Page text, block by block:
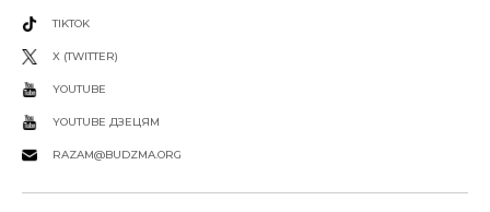
TIKTOK
X (TWITTER)
YOUTUBE
YOUTUBE ДЗЕЦЯМ
RAZAM@BUDZMA.ORG